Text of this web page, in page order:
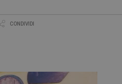
CONDIVIDI